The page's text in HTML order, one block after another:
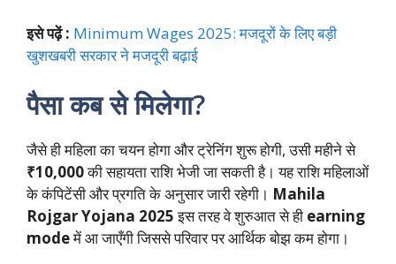
इसे पढ़ें : Minimum Wages 2025: मजदूरों के लिए बड़ी
खुशखबरी सरकार ने मजदूरी बढ़ाई
पैसा कब से मिलेगा?
जैसे ही महिला का चयन होगा और ट्रेनिंग शुरू होगी, उसी महीने से
₹10,000की सहायता राशि भेजी जा सकती है। यह राशि महिलाओं
के कंपिटेंसी और प्रगति के अनुसार जारी रहेगी। Mahila
Rojgar Yojana 2025इस तरह वे शुरुआत से ही earning
modeमें आ जाएँगी जिससे परिवार पर आर्थिक बोझ कम होगा।